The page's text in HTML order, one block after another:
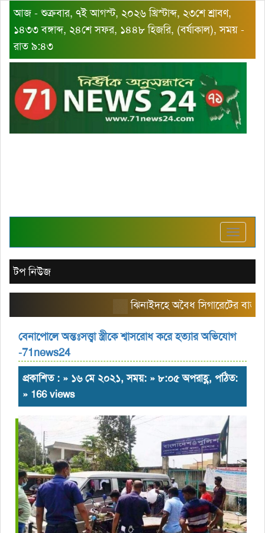
আজ - শুক্রবার, ৭ই আগস্ট, ২০২৬ খ্রিস্টাব্দ, ২৩শে শ্রাবণ,
১৪৩৩ বঙ্গাব্দ, ২৪শে সফর, ১৪৪৮ হিজরি, (বর্ষাকাল), সময় -
রাত ৯:৪৩
Toggle
টপ নিউজ
ঝিনাইদহে অবৈধ সিগারেটের বাজার
বেনাপোলে অন্তঃসত্ত্বা স্ত্রীকে শ্বাসরোধ করে হত্যার অভিযোগ
-71news24
প্রকাশিত : » ১৬ মে ২০২১, সময়: » ৮:০৫ অপরাহ্ণ, পঠিত:
» 166 views